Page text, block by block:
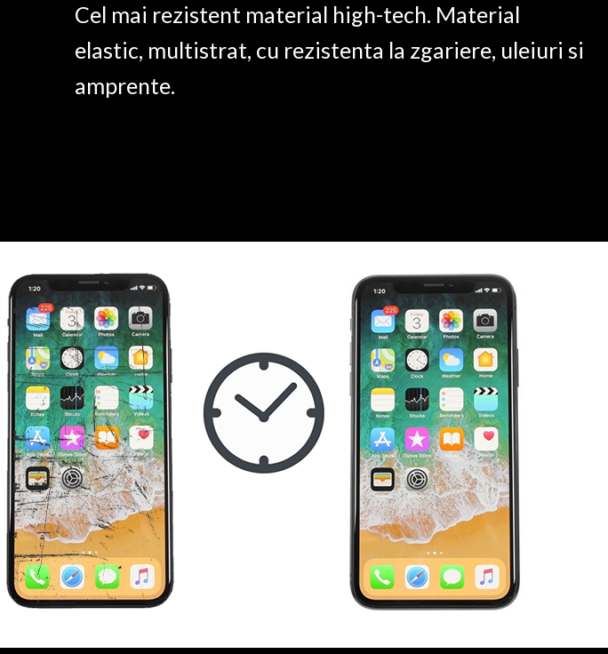
Cel mai rezistent material high-tech. Material
elastic, multistrat, cu rezistenta la zgariere, uleiuri si
amprente.